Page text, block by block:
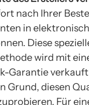
nach Ihrer
in
Diese
wird mit
Garantie
Grund, diesen
Für